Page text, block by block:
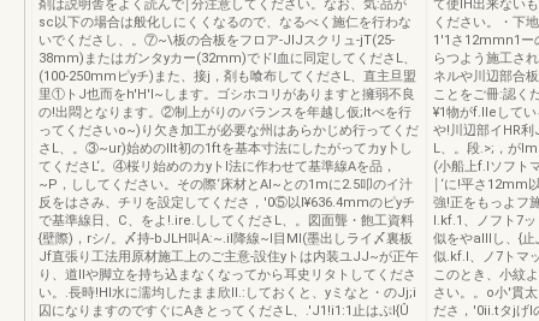
剤は説明舎をよく読んで￨分注意してください。なお、気:品が
sc以下の場合は般化しにくくなるので、なるべく施仁を行わな
いでくださし、。⑦~\板の合板をフロア-JlJスクリュ-jT(25-
38mm)またはガンタyカー(32mm)でドI血に同定してくださL、
(100-250mmピyチ)また、接j，剤も喰布してくださL、直主旦盟
里①トJ也而をh'H'I~します。ゴシホコリがありますと擁弱不良
の!出悶となります。②制上がりのバランスを年越し仮;Itべを行
ってくださいo~)り欠き加工が必要な州はあらかじめ行ってくだ
さL、。③~ur)始めのllt初の1ftを基本寸法にしたがってカy卜し
てくださL‘。④桜リ始めのカyトl法に作わせて基準線Aを品，
~P，ししてください。その際‘床材とAl~との1mに2.5叩のイ汁
反をはさみ、チリを設定してくださ，'0⑤以l¥636.4mmのピyチ
で基準線日、C、をよ!.ire.ししてくださL、。図面聾・飽工資料
{壁際)，rシ/。〆持-bJLH叫A:~.il降線~I目MI(墨出しライ〆裏板
Jf直張り工法用原材施工上のご主意-設住yトは内装ユJJ~が正午
り、道IIや脚立を持ち込まなくなってから耳史リタトしてくださ
い。.長時!HI水に濡均したまま欣ll.:しておくと、yミなと・のJj;i
囚になりますのですぐにAきとってくださL、.'J1!i1:1止はぷI{Û
て使IH出来ない
ください。・下
1'1さ12mmn1ー
らつよう施工さ
ネルや川辺部合
ことをご冊:認く
¥1物がf.lleして
や!川辺部イHR
L、。段.>;，が
(小船上f.Iソフト
￨‘に!平さ12mm
強!正をもっよフ
I.kf.1、ノフト7
似をやalllし、{
似.kf.l、ノ7トマ
このとき、小紋
さい。。o小'貫
ださ，'0ii.tタjげl